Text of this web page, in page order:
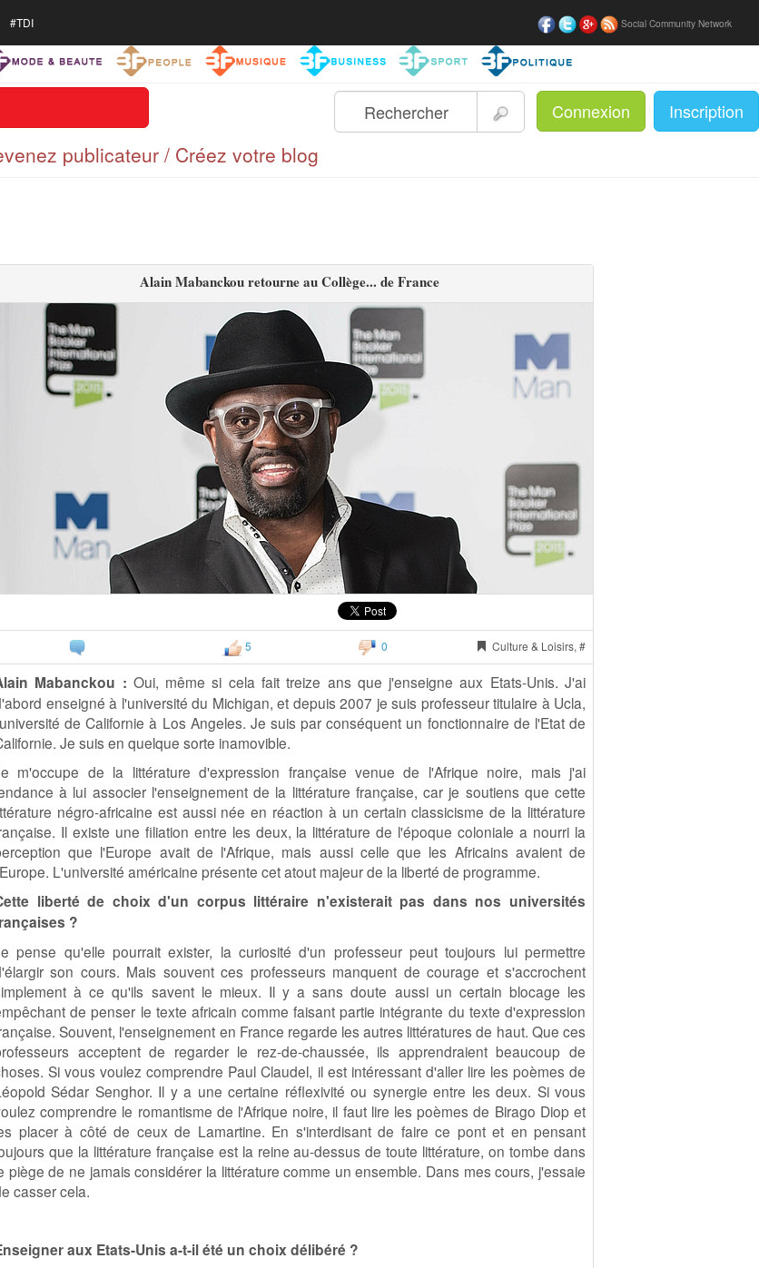
Connexion Inscription
Social Community Network
#TDI
publicateur / Créez votre blog
Alain Mabanckou retourne au Collège... de France
5 0 Culture & Loisirs, #
Mabanckou : Oui, même si cela fait treize ans que j'enseigne aux Etats-Unis. J'ai
enseigné à l'université du Michigan, et depuis 2007 je suis professeur titulaire à Ucla,
de Californie à Los Angeles. Je suis par conséquent un fonctionnaire de l'Etat de
Je suis en quelque sorte inamovible.
m'occupe de la littérature d'expression française venue de l'Afrique noire, mais j'ai
à lui associer l'enseignement de la littérature française, car je soutiens que cette
négro-africaine est aussi née en réaction à un certain classicisme de la littérature
Il existe une filiation entre les deux, la littérature de l'époque coloniale a nourri la
que l'Europe avait de l'Afrique, mais aussi celle que les Africains avaient de
L'université américaine présente cet atout majeur de la liberté de programme.
liberté de choix d'un corpus littéraire n'existerait pas dans nos universités
?
pense qu'elle pourrait exister, la curiosité d'un professeur peut toujours lui permettre
son cours. Mais souvent ces professeurs manquent de courage et s'accrochent
à ce qu'ils savent le mieux. Il y a sans doute aussi un certain blocage les
de penser le texte africain comme faisant partie intégrante du texte d'expression
Souvent, l'enseignement en France regarde les autres littératures de haut. Que ces
acceptent de regarder le rez-de-chaussée, ils apprendraient beaucoup de
Si vous voulez comprendre Paul Claudel, il est intéressant d'aller lire les poèmes de
Sédar Senghor. Il y a une certaine réflexivité ou synergie entre les deux. Si vous
comprendre le romantisme de l'Afrique noire, il faut lire les poèmes de Birago Diop et
placer à côté de ceux de Lamartine. En s'interdisant de faire ce pont et en pensant
que la littérature française est la reine au-dessus de toute littérature, on tombe dans
piège de ne jamais considérer la littérature comme un ensemble. Dans mes cours, j'essaie
casser cela.
aux Etats-Unis a-t-il été un choix délibéré ?